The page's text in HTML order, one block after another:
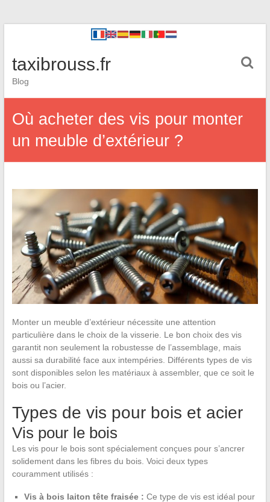
taxibrouss.fr
Blog
Où acheter des vis pour monter
un meuble d’extérieur ?
Monter un meuble d’extérieur nécessite une attention
particulière dans le choix de la visserie. Le bon choix des vis
garantit non seulement la robustesse de l’assemblage, mais
aussi sa durabilité face aux intempéries. Différents types de vis
sont disponibles selon les matériaux à assembler, que ce soit le
bois ou l’acier.
Types de vis pour bois et acier
Vis pour le bois
Les vis pour le bois sont spécialement conçues pour s’ancrer
solidement dans les fibres du bois. Voici deux types
couramment utilisés :
Vis à bois laiton tête fraisée : Ce type de vis est idéal pour